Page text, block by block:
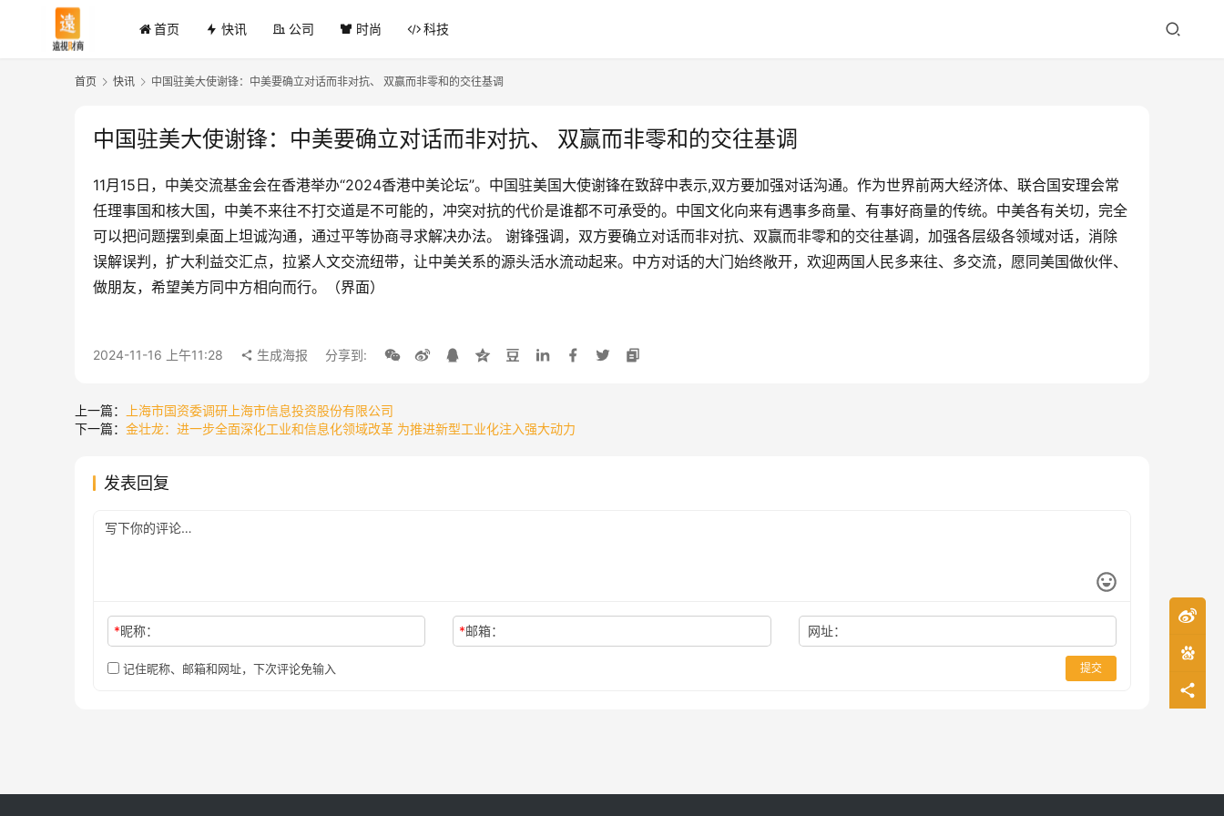
首页 快讯 公司 时尚 科技
首页 快讯 中国驻美大使谢锋：中美要确立对话而非对抗、 双赢而非零和的交往基调
中国驻美大使谢锋：中美要确立对话而非对抗、 双赢而非零和的交往基调
11月15日，中美交流基金会在香港举办“2024香港中美论坛”。中国驻美国大使谢锋在致辞中表示,双方要加强对话沟通。作为世界前两大经济体、联合国安理会常
任理事国和核大国，中美不来往不打交道是不可能的，冲突对抗的代价是谁都不可承受的。中国文化向来有遇事多商量、有事好商量的传统。中美各有关切，完全
可以把问题摆到桌面上坦诚沟通，通过平等协商寻求解决办法。 谢锋强调，双方要确立对话而非对抗、双赢而非零和的交往基调，加强各层级各领域对话，消除
误解误判，扩大利益交汇点，拉紧人文交流纽带，让中美关系的源头活水流动起来。中方对话的大门始终敞开，欢迎两国人民多来往、多交流，愿同美国做伙伴、
做朋友，希望美方同中方相向而行。（界面）
2024-11-16 上午11:28 生成海报 分享到:
上一篇：
上海市国资委调研上海市信息投资股份有限公司
下一篇： 金壮龙：进一步全面深化工业和信息化领域改革 为推进新型工业化注入强大动力
发表回复
*昵称： *邮箱： 网址：
记住昵称、邮箱和网址，下次评论免输入 提交